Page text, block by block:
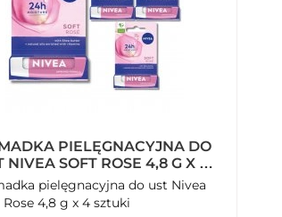
PIELĘGNACYJNA DO
NIVEA SOFT ROSE 4,8 G X 4
pielęgnacyjna do ust Nivea
Rose 4,8 g x 4 sztuki